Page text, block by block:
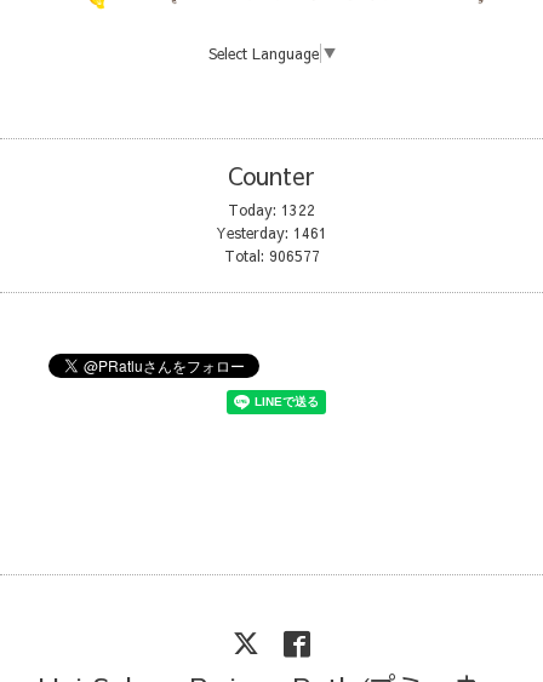
Select Language ▼
Counter
Today: 1322
Yesterday: 1461
Total: 906577